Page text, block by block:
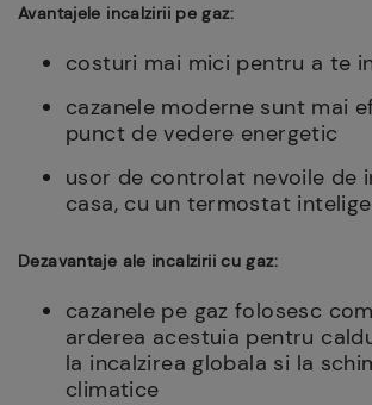
Avantajele incalzirii pe gaz:
costuri mai mici pentru a te
cazanele moderne sunt mai
punct de vedere energetic
usor de controlat nevoile de
casa, cu un termostat
Dezavantaje ale incalzirii cu gaz:
cazanele pe gaz folosesc
arderea acestuia pentru
la incalzirea globala si la
climatice